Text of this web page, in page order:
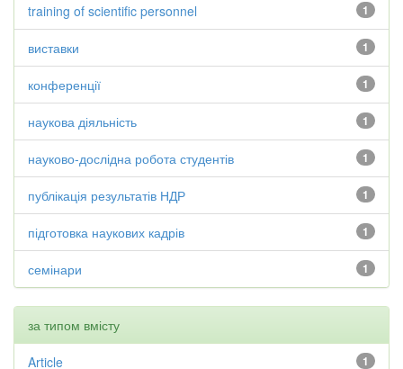
1
training of scientific personnel
1
виставки
1
конференції
1
наукова діяльність
1
науково-дослідна робота студентів
1
публікація результатів НДР
1
підготовка наукових кадрів
1
семінари
за типом вмісту
1
Article